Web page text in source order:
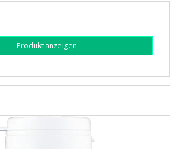
Produkt anzeigen